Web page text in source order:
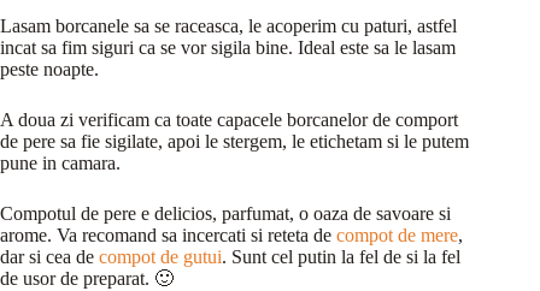
Lasam borcanele sa se raceasca, le acoperim cu paturi, astfel
incat sa fim siguri ca se vor sigila bine. Ideal este sa le lasam
peste noapte.
A doua zi verificam ca toate capacele borcanelor de comport
de pere sa fie sigilate, apoi le stergem, le etichetam si le putem
pune in camara.
Compotul de pere e delicios, parfumat, o oaza de savoare si
arome. Va recomand sa incercati si reteta de compot de mere,
dar si cea de compot de gutui. Sunt cel putin la fel de si la fel
de usor de preparat. 🙂